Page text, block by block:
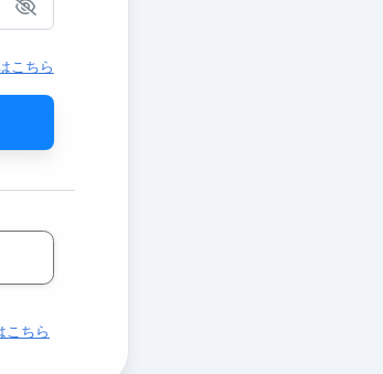
こちら
こちら